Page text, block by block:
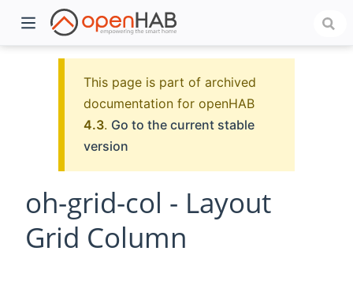
This page is part of archived
documentation for openHAB
4.3. Go to the current stable
version
oh-grid-col - Layout
Grid Column